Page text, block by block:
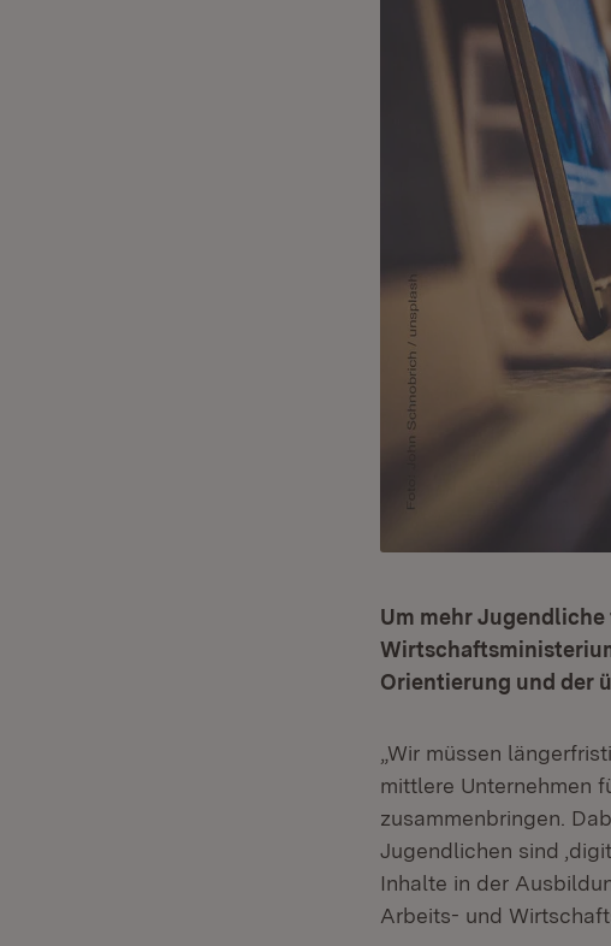
Um mehr
Orientierung und der
„Wir müssen
mittlere Unternehmen
zusammenbringen.
Jugendlichen sind
Inhalte in der
Arbeits- und